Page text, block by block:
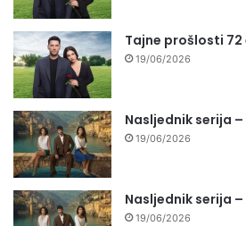
Tajne prošlosti
19/06/2026
Nasljednik serija –
19/06/2026
Nasljednik serija –
19/06/2026